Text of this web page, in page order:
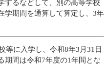
するなどして、別の高等学校
学期間を通算して算定し、3年
等に入学し、令和8年3月31日
期間は令和7年度の1年間とな